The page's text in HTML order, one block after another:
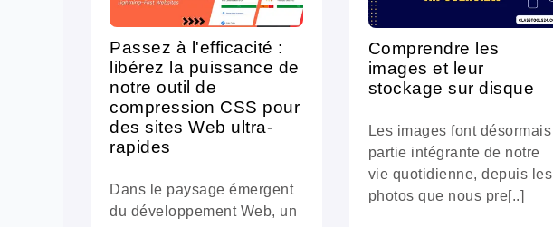
Passez à l'efficacité :
libérez la puissance de
notre outil de
compression CSS pour
des sites Web ultra-
rapides
Dans le paysage émergent
du développement Web, un
Comprendre les
images et leur
stockage sur disque
Les images font désormais
partie intégrante de notre
vie quotidienne, depuis les
photos que nous pre[..]